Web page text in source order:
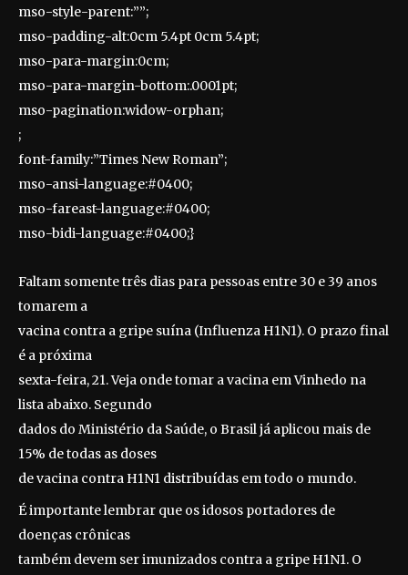
mso-style-parent:””;
mso-padding-alt:0cm 5.4pt 0cm 5.4pt;
mso-para-margin:0cm;
mso-para-margin-bottom:.0001pt;
mso-pagination:widow-orphan;
;
font-family:”Times New Roman”;
mso-ansi-language:#0400;
mso-fareast-language:#0400;
mso-bidi-language:#0400;}
Faltam somente três dias para pessoas entre 30 e 39 anos
tomarem a
vacina contra a gripe suína (Influenza H1N1). O prazo final
é a próxima
sexta-feira, 21. Veja onde tomar a vacina em Vinhedo na
lista abaixo. Segundo
dados do Ministério da Saúde, o Brasil já aplicou mais de
15% de todas as doses
de vacina contra H1N1 distribuídas em todo o mundo.
É importante lembrar que os idosos portadores de
doenças crônicas
também devem ser imunizados contra a gripe H1N1. O